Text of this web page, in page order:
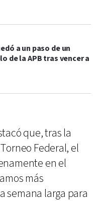
a un paso de un
de la APB tras vencer a
que, tras la
Federal, el
en el
más
semana larga para